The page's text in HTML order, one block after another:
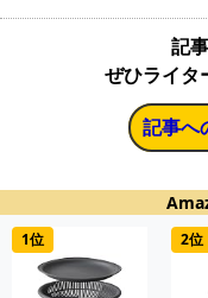
記
ぜひライタ
記事へ
1位 2位